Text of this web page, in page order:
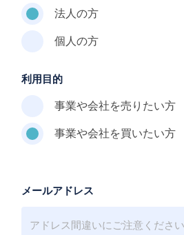
法人の方
個人の方
利用目的
事業や会社を売りたい方
事業や会社を買いたい方
メールアドレス